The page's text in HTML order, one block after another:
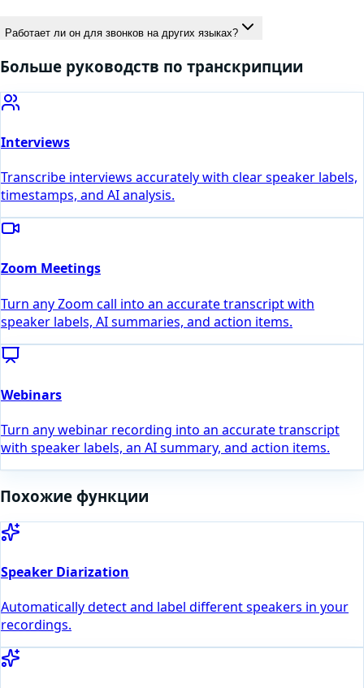
Работает ли он для звонков на других языках?
Больше руководств по транскрипции
Interviews
Transcribe interviews accurately with clear speaker labels,
timestamps, and AI analysis.
Zoom Meetings
Turn any Zoom call into an accurate transcript with
speaker labels, AI summaries, and action items.
Webinars
Turn any webinar recording into an accurate transcript
with speaker labels, an AI summary, and action items.
Похожие функции
Speaker Diarization
Automatically detect and label different speakers in your
recordings.